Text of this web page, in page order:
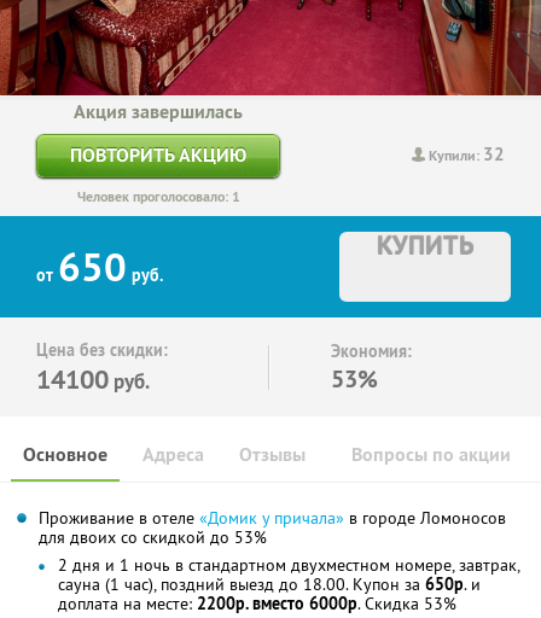
Купили: 32
Акция завершилась
ПОВТОРИТЬ АКЦИЮ
Человек проголосовало: 1
от 650 руб.
КУПИТЬ
Цена без скидки:
14100 руб.
Экономия:
53%
Основное Отзывы Вопросы по акции
Адреса
Проживание в отеле «Домик у причала» в городе Ломоносов
для двоих со скидкой до 53%
2 дня и 1 ночь в стандартном двухместном номере, завтрак,
сауна (1 час), поздний выезд до 18.00. Купон за 650р. и
доплата на месте: 2200р. вместо 6000р. Скидка 53%